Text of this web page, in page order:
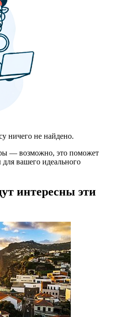
ничего не найдено.
— возможно, это поможет
вашего идеального
интересны эти